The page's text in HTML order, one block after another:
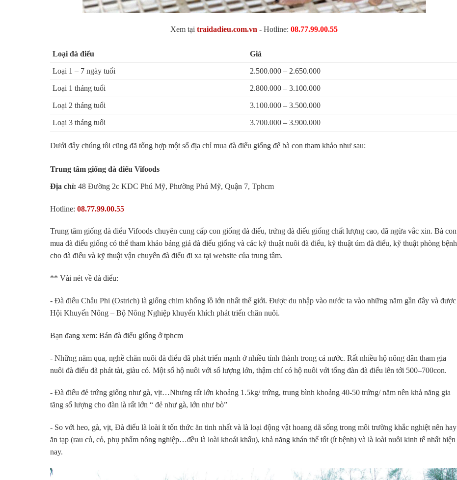
Xem tạitraidadieu.com.vn - Hotline:08.77.99.00.55
Loại đà điểu Giá
Loại 1 – 7 ngày tuổi 2.500.000 – 2.650.000
Loại 1 tháng tuổi 2.800.000 – 3.100.000
Loại 2 tháng tuổi 3.100.000 – 3.500.000
Loại 3 tháng tuổi 3.700.000 – 3.900.000
Dưới đây chúng tôi cũng đã tổng hợp một số địa chỉ mua đà điểu giống để bà con tham khảo như sau:
Trung tâm giống đà điểu Vifoods
Địa chỉ: 48 Đường 2c KDC Phú Mỹ, Phường Phú Mỹ, Quận 7, Tphcm
Hotline: 08.77.99.00.55
Trung tâm giống đà điểu Vifoods chuyên cung cấp con giống đà điểu, trứng đà điểu giống chất lượng cao, đã ngừa vắc xin. Bà con
mua đà điểu giống có thể tham khảo bảng giá đà điểu giống và các kỹ thuật nuôi đà điểu, kỹ thuật úm đà điểu, kỹ thuật phòng bệnh
cho đà điểu và kỹ thuật vận chuyển đà điểu đi xa tại website của trung tâm.
** Vài nét về đà điểu:
- Đà điểu Châu Phi (Ostrich) là giống chim khổng lồ lớn nhất thế giới. Được du nhập vào nước ta vào những năm gần đây và được
Hội Khuyến Nông – Bộ Nông Nghiệp khuyến khích phát triển chăn nuôi.
Bạn đang xem: Bán đà điểu giống ở tphcm
- Những năm qua, nghề chăn nuôi đà điểu đã phát triển mạnh ở nhiều tỉnh thành trong cả nước. Rất nhiều hộ nông dân tham gia
nuôi đà điểu đã phát tài, giàu có. Một số hộ nuôi với số lượng lớn, thậm chí có hộ nuôi với tổng đàn đà điểu lên tới 500–700con.
- Đà điểu đẻ trứng giống như gà, vịt…Nhưng rất lớn khoảng 1.5kg/ trứng, trung bình khoảng 40-50 trứng/ năm nên khả năng gia
tăng số lượng cho đàn là rất lớn “ đẻ như gà, lớn như bò”
- So với heo, gà, vịt, Đà điểu là loài ít tốn thức ăn tinh nhất và là loại động vật hoang dã sống trong môi trường khắc nghiệt nên hay
ăn tạp (rau củ, cỏ, phụ phẩm nông nghiệp…đều là loài khoái khẩu), khả năng khán thể tốt (ít bệnh) và là loài nuôi kinh tế nhất hiện
nay.